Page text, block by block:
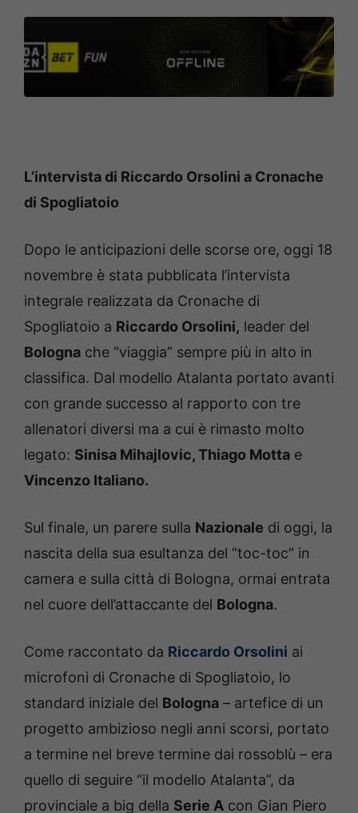
L’intervista di Riccardo Orsolini a Cronache
di Spogliatoio
Dopo le anticipazioni delle scorse ore, oggi 18
novembre è stata pubblicata l’intervista
integrale realizzata da Cronache di
Spogliatoio a Riccardo Orsolini, leader del
Bologna che “viaggia” sempre più in alto in
classifica. Dal modello Atalanta portato avanti
con grande successo al rapporto con tre
allenatori diversi ma a cui è rimasto molto
legato: Sinisa Mihajlovic, Thiago Motta e
Vincenzo Italiano.
Sul finale, un parere sulla Nazionale di oggi, la
nascita della sua esultanza del “toc-toc” in
camera e sulla città di Bologna, ormai entrata
nel cuore dell’attaccante del Bologna.
Come raccontato da Riccardo Orsolini ai
microfoni di Cronache di Spogliatoio, lo
standard iniziale del Bologna – artefice di un
progetto ambizioso negli anni scorsi, portato
a termine nel breve termine dai rossoblù – era
quello di seguire “il modello Atalanta”, da
provinciale a big della Serie A con Gian Piero